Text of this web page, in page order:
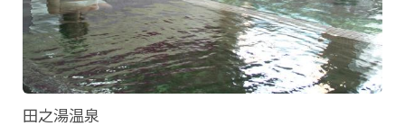
田之湯温泉